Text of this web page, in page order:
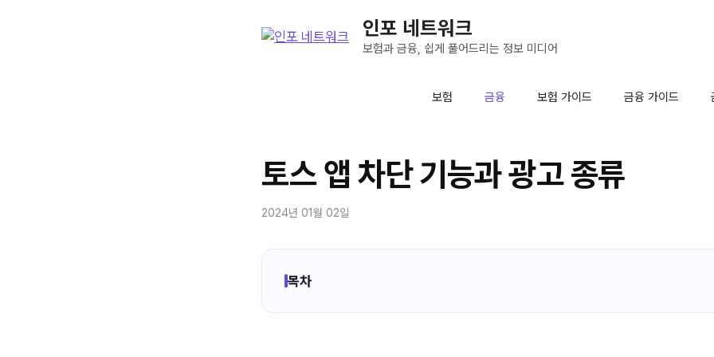
인포 네트워크
보험과 금융, 쉽게 풀어드리는 정보 미디어
보험 금융 보험 가이드 금융 가이드
토스 앱 차단 기능과 광고 종류
2024년 01월 02일
목차